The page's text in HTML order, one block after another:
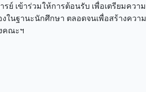
เข้าร่วมให้การต้อนรับ เพื่อเตรียมความ
นฐานะนักศึกษา ตลอดจนเพื่อสร้างความ
คณะฯ